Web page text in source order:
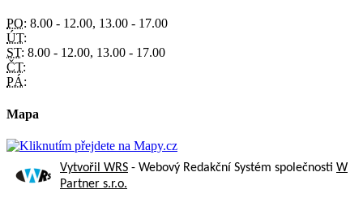
PO: 8.00 - 12.00, 13.00 - 17.00
ÚT:
ST: 8.00 - 12.00, 13.00 - 17.00
ČT:
PÁ:
Mapa
Vytvořil WRS - Webový Redakční Systém společnosti W
Partner s.r.o.